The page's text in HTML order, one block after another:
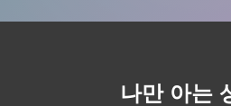
나만 아는